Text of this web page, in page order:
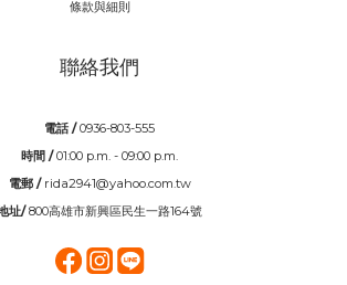
條款與細則
聯絡我們
電話 /0936-803-555
時間 /01:00 p.m. - 09:00 p.m.
電郵 / rida2941@yahoo.com.tw
址/800高雄市新興區民生一路164號